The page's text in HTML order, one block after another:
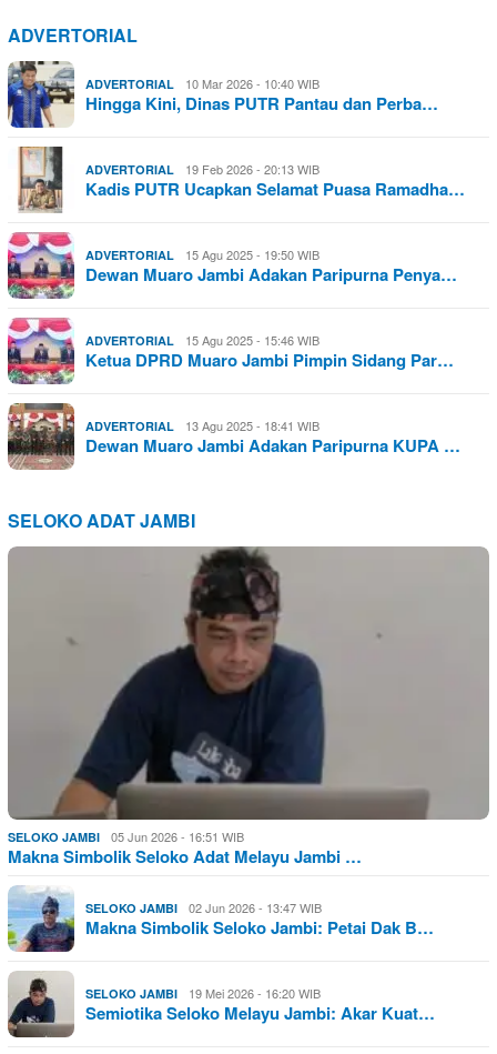
ADVERTORIAL
ADVERTORIAL 10 Mar 2026 - 10:40 WIB
Hingga Kini, Dinas PUTR Pantau dan Perba…
ADVERTORIAL 19 Feb 2026 - 20:13 WIB
Kadis PUTR Ucapkan Selamat Puasa Ramadha…
ADVERTORIAL 15 Agu 2025 - 19:50 WIB
Dewan Muaro Jambi Adakan Paripurna Penya…
ADVERTORIAL 15 Agu 2025 - 15:46 WIB
Ketua DPRD Muaro Jambi Pimpin Sidang Par…
ADVERTORIAL 13 Agu 2025 - 18:41 WIB
Dewan Muaro Jambi Adakan Paripurna KUPA …
SELOKO ADAT JAMBI
SELOKO JAMBI 05 Jun 2026 - 16:51 WIB
Makna Simbolik Seloko Adat Melayu Jambi …
SELOKO JAMBI 02 Jun 2026 - 13:47 WIB
Makna Simbolik Seloko Jambi: Petai Dak B…
SELOKO JAMBI 19 Mei 2026 - 16:20 WIB
Semiotika Seloko Melayu Jambi: Akar Kuat…